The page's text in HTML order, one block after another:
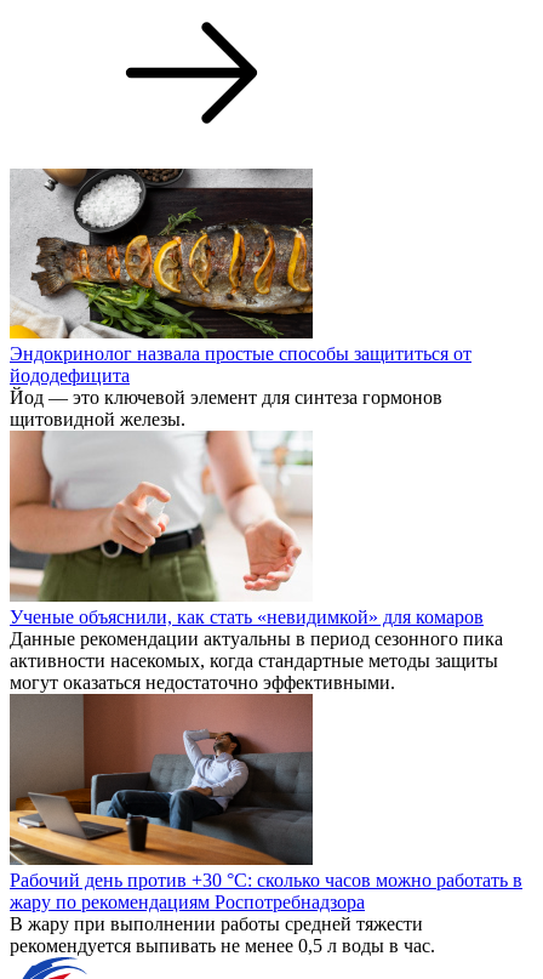
Эндокринолог назвала простые способы защититься от
йододефицита
Йод — это ключевой элемент для синтеза гормонов
щитовидной железы.
Ученые объяснили, как стать «невидимкой» для комаров
Данные рекомендации актуальны в период сезонного пика
активности насекомых, когда стандартные методы защиты
могут оказаться недостаточно эффективными.
Рабочий день против +30 °C: сколько часов можно работать в
жару по рекомендациям Роспотребнадзора
В жару при выполнении работы средней тяжести
рекомендуется выпивать не менее 0,5 л воды в час.